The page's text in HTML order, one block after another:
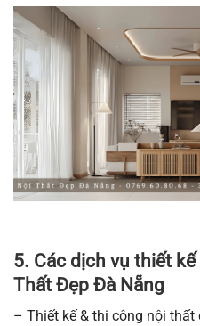
5. Các dịch vụ thiết
Thất Đẹp Đà Nẵng
– Thiết kế & thi công nội